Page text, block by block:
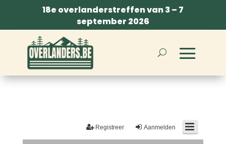
18e overlanderstreffen van 3 – 7
september 2026